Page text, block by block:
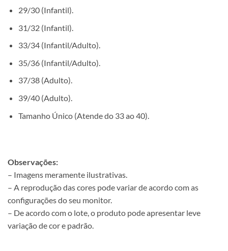
29/30 (Infantil).
31/32 (Infantil).
33/34 (Infantil/Adulto).
35/36 (Infantil/Adulto).
37/38 (Adulto).
39/40 (Adulto).
Tamanho Único (Atende do 33 ao 40).
Observações:
– Imagens meramente ilustrativas.
– A reprodução das cores pode variar de acordo com as
configurações do seu monitor.
– De acordo com o lote, o produto pode apresentar leve
variação de cor e padrão.